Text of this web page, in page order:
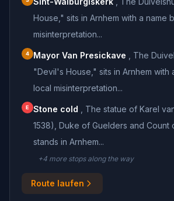
House," sits in Arnhem with a name
misinterpretation...
4 Mayor Van Presickave
The
"Devil's House," sits in Arnhem with
local misinterpretation...
E Stone cold
The statue of Karel
1538), Duke of Guelders and Count
stands in Arnhem...
+4 more stopsalong the way
Route laufen